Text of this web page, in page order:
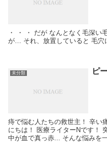
・ ・ ・ だが なんとなく毛深い
が… それ、放置していると 毛穴
未分類 ピ
痔で悩む人たちの救世主！ 辛い
にちは！ 医療ライターNです！
中が血で真っ赤... そんな悩みを